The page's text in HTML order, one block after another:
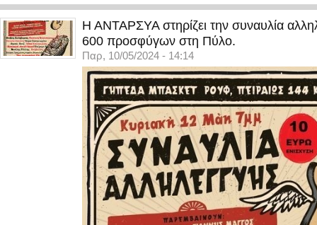
Η ΑΝΤΑΡΣΥΑ στηρίζει την συναυλία
600 προσφύγων στη Πύλο.
Παρ, 10/05/2024 - 14:14